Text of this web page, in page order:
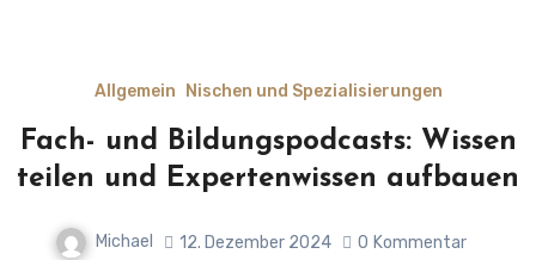
Allgemein Nischen und Spezialisierungen
Fach- und Bildungspodcasts: Wissen
teilen und Expertenwissen aufbauen
Michael 12. Dezember 2024 0 Kommentar